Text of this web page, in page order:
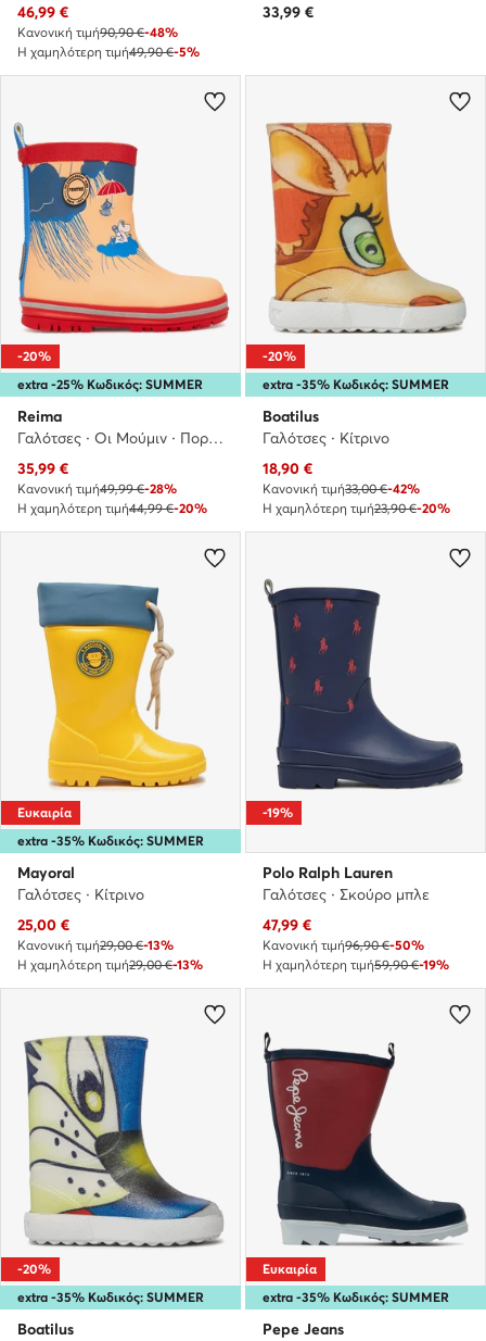
Τρέχουσα τιμή
46,99 €
Κανονική τιμή90,90 €-48%
Η χαμηλότερη τιμή49,90 €-5%
33,99 €
extra -25% Κωδικός: SUMMER
-20%
Reima
Γαλότσες · Οι Μούμιν · Πορτοκαλί
Τρέχουσα τιμή
35,99 €
Κανονική τιμή49,99 €-28%
Η χαμηλότερη τιμή44,99 €-20%
extra -35% Κωδικός: SUMMER
-20%
Boatilus
Γαλότσες · Κίτρινο
Τρέχουσα τιμή
18,90 €
Κανονική τιμή33,00 €-42%
Η χαμηλότερη τιμή23,90 €-20%
extra -35% Κωδικός: SUMMER
Ευκαιρία
Mayoral
Γαλότσες · Κίτρινο
Τρέχουσα τιμή
25,00 €
Κανονική τιμή29,00 €-13%
Η χαμηλότερη τιμή29,00 €-13%
-19%
Polo Ralph Lauren
Γαλότσες · Σκούρο μπλε
Τρέχουσα τιμή
47,99 €
Κανονική τιμή96,90 €-50%
Η χαμηλότερη τιμή59,90 €-19%
extra -35% Κωδικός: SUMMER
-20%
Boatilus
extra -35% Κωδικός: SUMMER
Ευκαιρία
Pepe Jeans